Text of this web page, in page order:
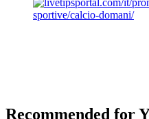
Recommended for